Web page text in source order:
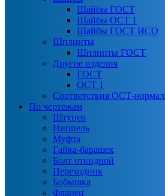
Шайбы ГОСТ
Шайбы ОСТ 1
Шайбы ГОСТ ИСО
Шплинты
Шплинты ГОСТ
Другие изделия
ГОСТ
ОСТ 1
Соответствия ОСТ-
По чертежам
Штуцер
Ниппель
Муфта
Гайка-барашек
Болт откидной
Переходник
Бобышка
Фланец